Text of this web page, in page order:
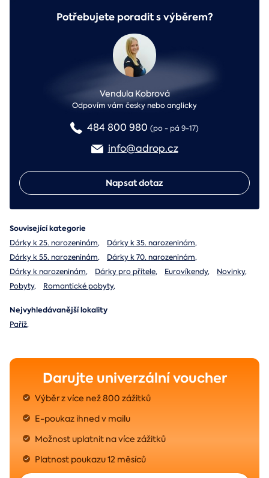
Potřebujete poradit s výběrem?
Vendula Kobrová
Odpovím vám česky nebo anglicky
484 800 980 (po - pá 9-17)
info@adrop.cz
Napsat dotaz
Související kategorie
Dárky k 25. narozeninám, Dárky k 35. narozeninám,
Dárky k 55. narozeninám, Dárky k 70. narozeninám,
Dárky k narozeninám, Dárky pro přítele, Eurovíkendy, Novinky,
Pobyty, Romantické pobyty,
Nejvyhledávanější lokality
Paříž,
Darujte univerzální voucher
Výběr z více než 800 zážitků
E-poukaz ihned v mailu
Možnost uplatnit na více zážitků
Platnost poukazu 12 měsíců